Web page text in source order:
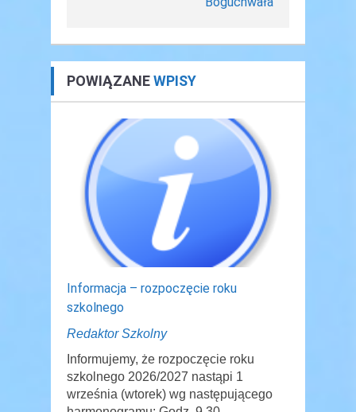
POWIĄZANEWPISY
Informacja – rozpoczęcie roku
szkolnego
Redaktor Szkolny
Informujemy, że rozpoczęcie roku
szkolnego 2026/2027 nastąpi 1
września (wtorek) wg następującego